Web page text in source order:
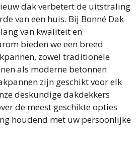
dak verbetert de uitstraling
van een huis. Bij Bonné Dak
van kwaliteit en
bieden we een breed
zowel traditionele
als moderne betonnen
zijn geschikt voor elk
deskundige dakdekkers
de meest geschikte opties
houdend met uw persoonlijke